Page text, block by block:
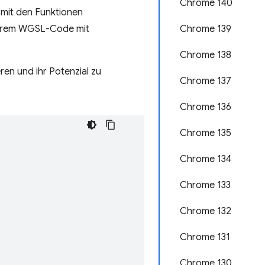
Chrome 140
Chrome 139
Chrome 138
Chrome 137
Chrome 136
Chrome 135
Chrome 134
Chrome 133
Chrome 132
Chrome 131
den Funktionen
WGSL-Code mit
und ihr Potenzial zu